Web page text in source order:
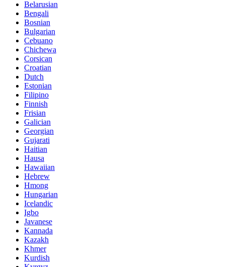
Belarusian
Bengali
Bosnian
Bulgarian
Cebuano
Chichewa
Corsican
Croatian
Dutch
Estonian
Filipino
Finnish
Frisian
Galician
Georgian
Gujarati
Haitian
Hausa
Hawaiian
Hebrew
Hmong
Hungarian
Icelandic
Igbo
Javanese
Kannada
Kazakh
Khmer
Kurdish